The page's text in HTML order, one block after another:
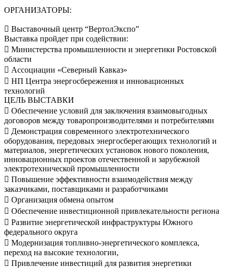
ОРГАНИЗАТОРЫ:
 Выставочный центр “ВертолЭкспо”
Выставка пройдет при содействии:
 Министерства промышленности и энергетики Ростовской
области
 Ассоциации «Северный Кавказ»
 НП Центра энергосбережения и инновационных
технологий
ЦЕЛЬ ВЫСТАВКИ
 Обеспечение условий для заключения взаимовыгодных
договоров между товаропроизводителями и потребителями
 Демонстрация современного электротехнического
оборудования, передовых энергосберегающих технологий и
материалов, энергетических установок нового поколения,
инновационных проектов отечественной и зарубежной
электротехнической промышленности
 Повышение эффективности взаимодействия между
заказчиками, поставщиками и разработчиками
 Организация обмена опытом
 Обеспечение инвестиционной привлекательности региона
 Развитие энергетической инфраструктуры Южного
федерального округа
 Модернизация топливно-энергетического комплекса,
переход на высокие технологии,
 Привлечение инвестиций для развития энергетики